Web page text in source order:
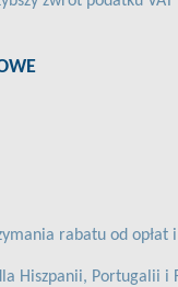
rabatu od opłat
Hiszpanii, Portugalii i